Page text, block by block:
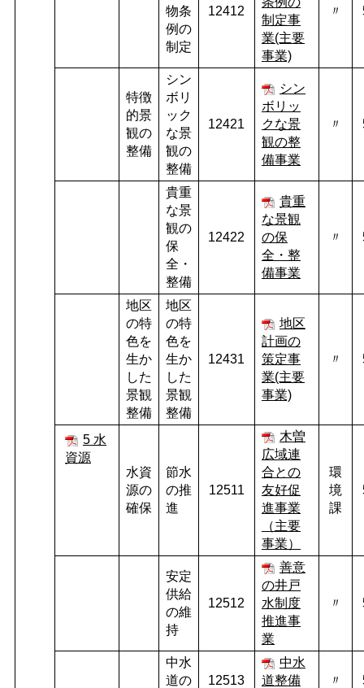
物条
例の
制定
12412
制定事
業(主要
事業)
〃
特徴
的景
観の
整備
シン
ボリ
ック
な景
観の
整備
12421
シン
ボリッ
クな景
観の整
備事業
〃
貴重
な景
観の
保
全・
整備
12422
貴重
な景観
の保
全・整
備事業
〃
地区
の特
色を
生か
した
景観
整備
地区
の特
色を
生か
した
景観
整備
12431
地区
計画の
策定事
業(主要
事業)
〃
5 水
資源
水資
源の
確保
節水
の推
進
12511
木曽
広域連
合との
友好促
進事業
（主要
事業）
環
境
課
安定
供給
の維
持
12512
善意
の井戸
水制度
推進事
業
〃
中水
道の
12513
中水
道整備
〃